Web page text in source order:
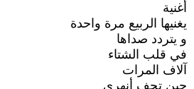
أغنية
يغنيها الربيع مرة واحدة
و يتردد صداها
في قلب الشتاء
آلاف المرات
حين تجف أنهري